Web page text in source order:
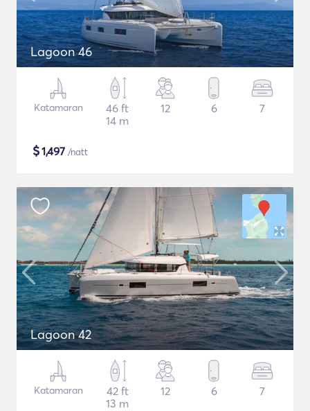
Lagoon 46
Katamaran
46 ft
14 m
12 6 7
$1,497 /natt
Lagoon 42
Katamaran
42 ft
13 m
12 6 7